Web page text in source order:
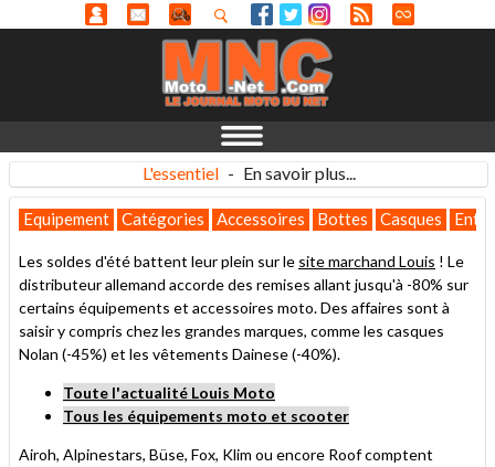
L'essentiel - En savoir plus...
Equipement Catégories Accessoires Bottes Casques
Les soldes d'été battent leur plein sur le site marchand Louis ! Le
distributeur allemand accorde des remises allant jusqu'à -80% sur
certains équipements et accessoires moto. Des affaires sont à
saisir y compris chez les grandes marques, comme les casques
Nolan (-45%) et les vêtements Dainese (-40%).
Toute l'actualité Louis Moto
Tous les équipements moto et scooter
Airoh, Alpinestars, Büse, Fox, Klim ou encore Roof comptent